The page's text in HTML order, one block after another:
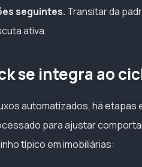
seguintes. Transitar da
ativa.
se integra ao
automatizados, há etapas
para ajustar
típico em imobiliárias: